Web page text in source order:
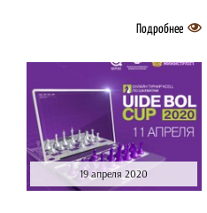
Подробнее
19 апреля 2020